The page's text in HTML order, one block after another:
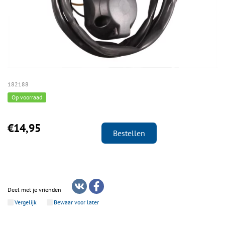
182188
Op voorraad
€14,95 Bestellen
Deel met je vrienden
Vergelijk
Bewaar voor later